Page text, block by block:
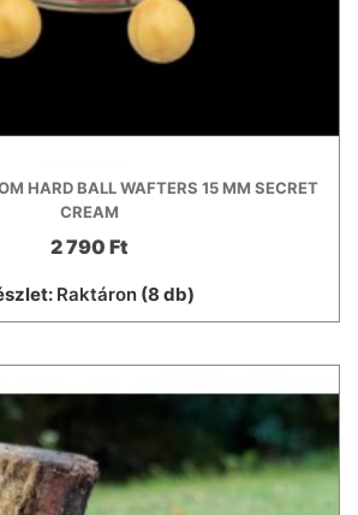
HARD BALL WAFTERS 15 MM SECRET
CREAM
2 790 Ft
Raktáron (8 db)